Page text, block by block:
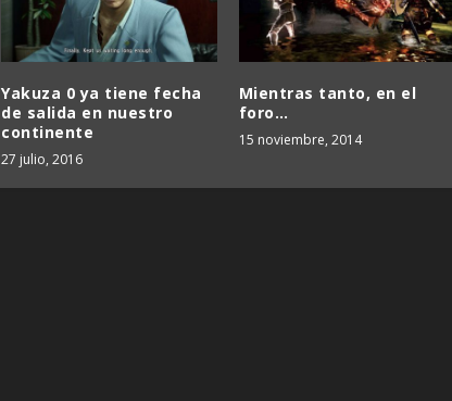
Yakuza 0 ya tiene fecha
de salida en nuestro
continente
27 julio, 2016
Mientras tanto, en el
foro…
15 noviembre, 2014